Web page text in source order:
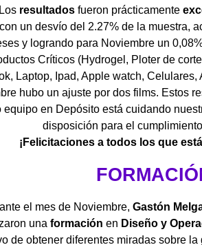
resultados fueron prácticamente
un desvío del 2.27% de la muestra,
y logrando para Noviembre un
Críticos (Hydrogel, Ploter de
Laptop, Ipad, Apple watch, Celulares,
hubo un ajuste por dos films. Estos
equipo en Depósito está cuidando
disposición para el
¡Felicitaciones a todos los que
el mes de Noviembre, Gastón
una formación en Diseño y
de obtener diferentes miradas sobre